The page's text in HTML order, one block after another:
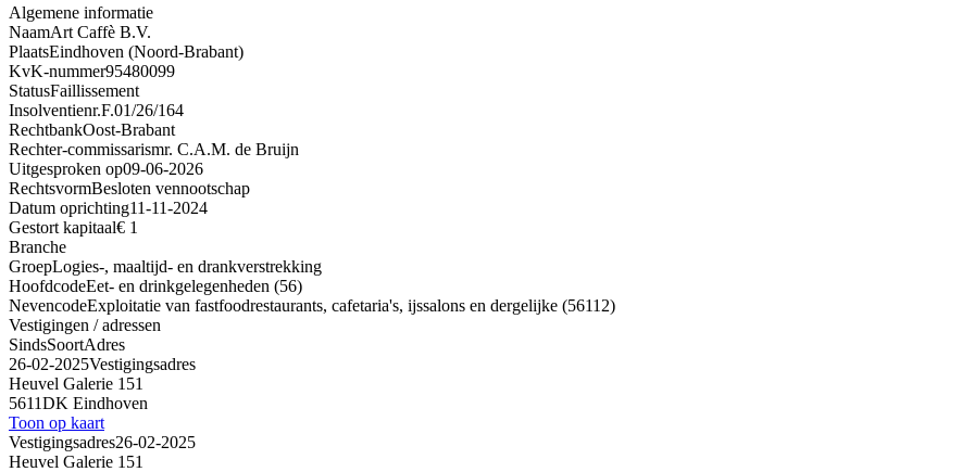
Algemene informatie
NaamArt Caffè B.V.
PlaatsEindhoven (Noord-Brabant)
KvK-nummer95480099
StatusFaillissement
Insolventienr.F.01/26/164
RechtbankOost-Brabant
Rechter-commissarismr. C.A.M. de Bruijn
Uitgesproken op09-06-2026
RechtsvormBesloten vennootschap
Datum oprichting11-11-2024
Gestort kapitaal€ 1
Branche
GroepLogies-, maaltijd- en drankverstrekking
HoofdcodeEet- en drinkgelegenheden (56)
NevencodeExploitatie van fastfoodrestaurants, cafetaria's, ijssalons en dergelijke (56112)
Vestigingen / adressen
SindsSoortAdres
26-02-2025Vestigingsadres
Heuvel Galerie 151
5611DK Eindhoven
Toon op kaart
Vestigingsadres26-02-2025
Heuvel Galerie 151